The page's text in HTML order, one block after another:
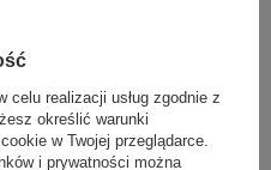
realizacji usług zgodnie z
określić warunki
w Twojej przeglądarce.
i prywatności można